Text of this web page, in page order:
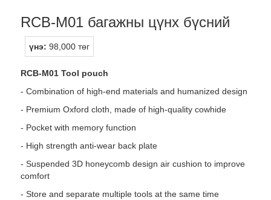
RCB-M01 багажны цүнх бүсний
үнэ: 98,000 төг
RCB-M01 Tool pouch
- Combination of high-end materials and humanized design
- Premium Oxford cloth, made of high-quality cowhide
- Pocket with memory function
- High strength anti-wear back plate
- Suspended 3D honeycomb design air cushion to improve
comfort
- Store and separate multiple tools at the same time